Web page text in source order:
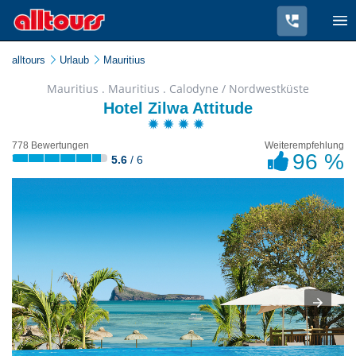
alltours Urlaub Mauritius
Mauritius . Mauritius . Calodyne / Nordwestküste
Hotel Zilwa Attitude
778 Bewertungen
5.6 / 6
Weiterempfehlung
96 %